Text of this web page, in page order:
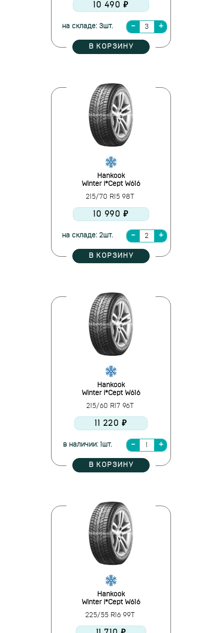
10 490 ₽
на складе: 3шт.
В КОРЗИНУ
Hankook
Winter i*Cept W616
215/70 R15 98T
10 990 ₽
на складе: 2шт.
В КОРЗИНУ
Hankook
Winter i*Cept W616
215/60 R17 96T
11 220 ₽
в наличии: 1шт.
В КОРЗИНУ
Hankook
Winter i*Cept W616
225/55 R16 99T